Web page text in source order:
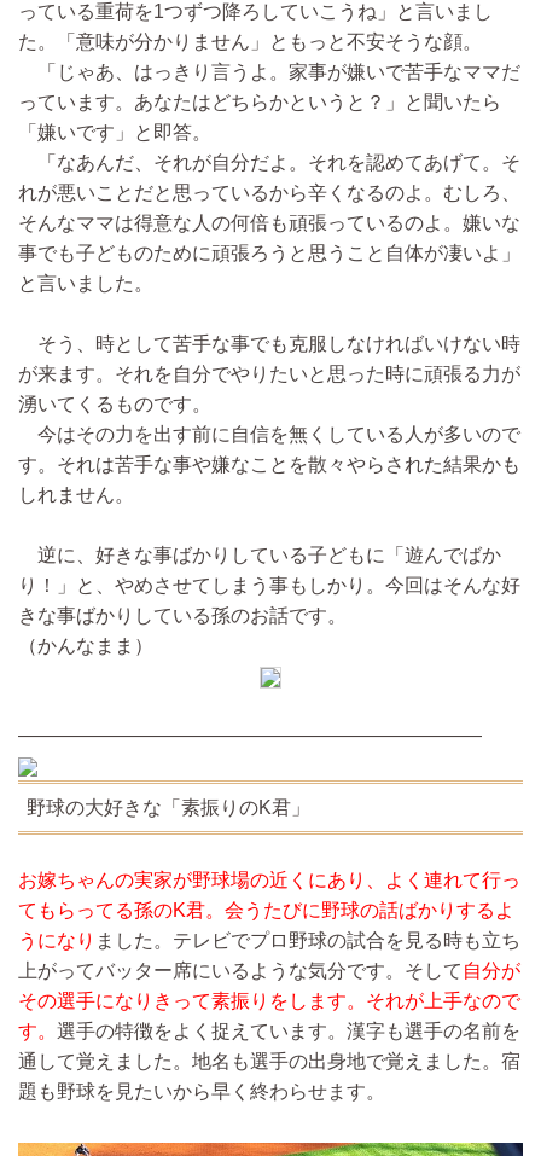
っている重荷を1つずつ降ろしていこうね」と言いまし
た。「意味が分かりません」ともっと不安そうな顔。
「じゃあ、はっきり言うよ。家事が嫌いで苦手なママだ
っています。あなたはどちらかというと？」と聞いたら
「嫌いです」と即答。
「なあんだ、それが自分だよ。それを認めてあげて。そ
れが悪いことだと思っているから辛くなるのよ。むしろ、
そんなママは得意な人の何倍も頑張っているのよ。嫌いな
事でも子どものために頑張ろうと思うこと自体が凄いよ」
と言いました。
そう、時として苦手な事でも克服しなければいけない時
が来ます。それを自分でやりたいと思った時に頑張る力が
湧いてくるものです。
今はその力を出す前に自信を無くしている人が多いので
す。それは苦手な事や嫌なことを散々やらされた結果かも
しれません。
逆に、好きな事ばかりしている子どもに「遊んでばか
り！」と、やめさせてしまう事もしかり。今回はそんな好
きな事ばかりしている孫のお話です。
（かんなまま）
————————————————————————
野球の大好きな「素振りのK君」
お嫁ちゃんの実家が野球場の近くにあり、よく連れて行っ
てもらってる孫のK君。会うたびに野球の話ばかりするよ
うになり ました。テレビでプロ野球の試合を見る時も立ち
上がってバッター席にいるような気分です。そして 自分が
その選手になりきって素振りをします。それが上手なので
す。 選手の特徴をよく捉えています。漢字も選手の名前を
通して覚えました。地名も選手の出身地で覚えました。宿
題も野球を見たいから早く終わらせます。